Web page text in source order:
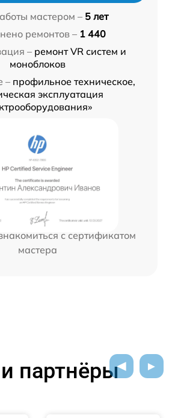
мастером – 5 лет
ремонтов – 1 440
– ремонт VR систем и
моноблоков
– профильное техническое,
эксплуатация
с сертификатом
мастера
партнёры